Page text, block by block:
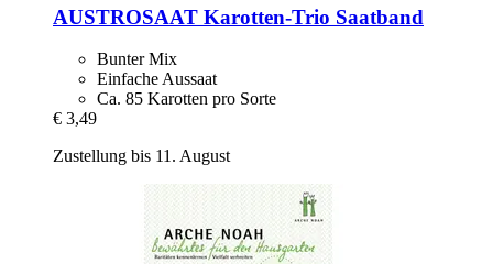
AUSTROSAAT Karotten-​Trio Saatband
Bunter Mix
Einfache Aussaat
Ca. 85 Karotten pro Sorte
€ 3,49
Zustellung bis 11. August